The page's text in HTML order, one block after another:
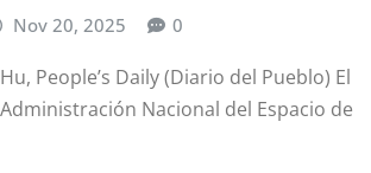
Nov 20, 2025 0
People’s Daily (Diario del Pueblo) El
Nacional del Espacio de